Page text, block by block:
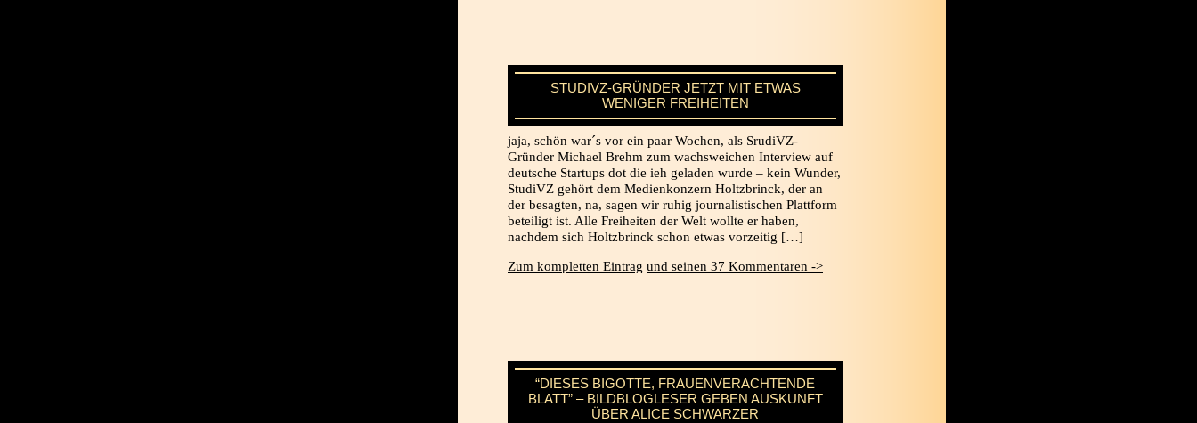
STUDIVZ-GRÜNDER JETZT MIT ETWAS
WENIGER FREIHEITEN
jaja, schön war´s vor ein paar Wochen, als SrudiVZ-
Gründer Michael Brehm zum wachsweichen Interview auf
deutsche Startups dot die ieh geladen wurde – kein Wunder,
StudiVZ gehört dem Medienkonzern Holtzbrinck, der an
der besagten, na, sagen wir ruhig journalistischen Plattform
beteiligt ist. Alle Freiheiten der Welt wollte er haben,
nachdem sich Holtzbrinck schon etwas vorzeitig […]
Zum kompletten Eintrag und seinen 37 Kommentaren ->
“DIESES BIGOTTE, FRAUENVERACHTENDE
BLATT” – BILDBLOGLESER GEBEN AUSKUNFT
ÜBER ALICE SCHWARZER